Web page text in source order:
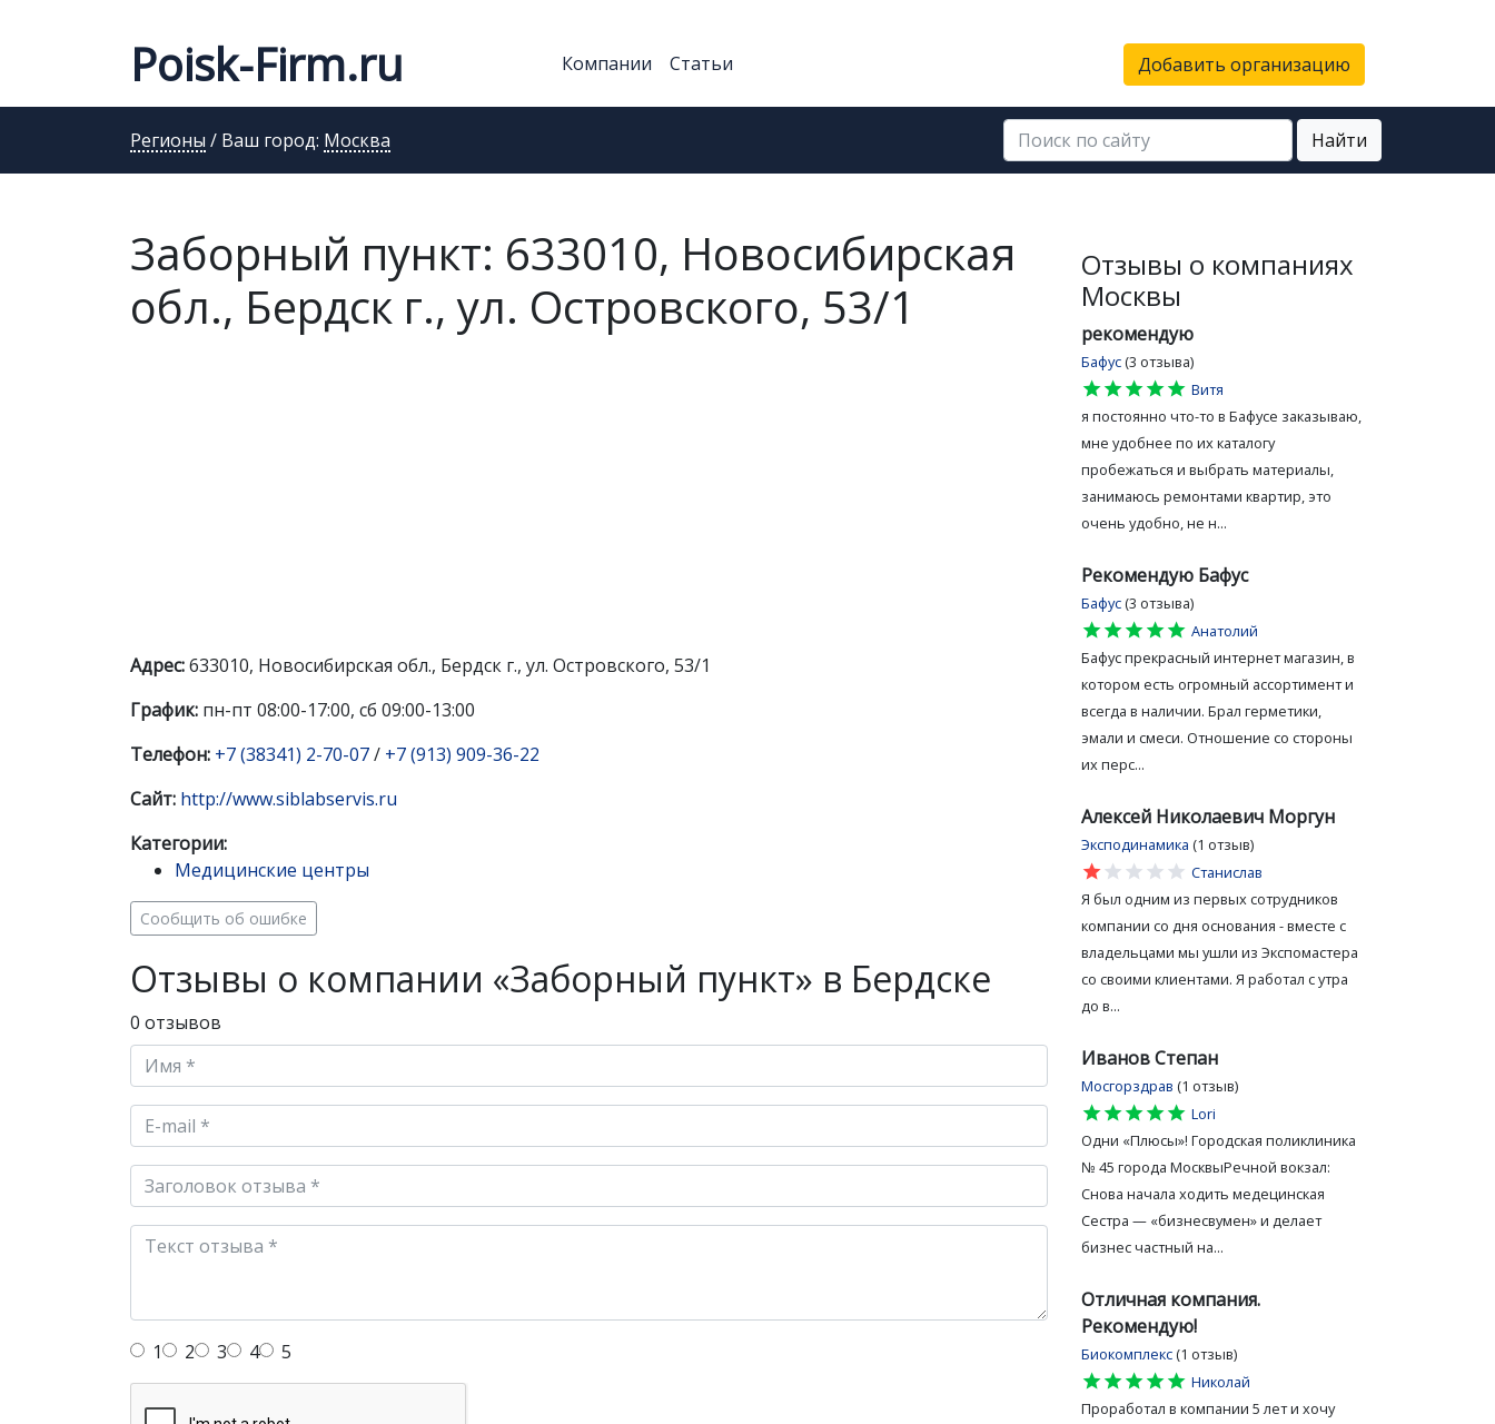
Poisk-Firm.ru Компании Статьи Добавить организацию
Регионы / Ваш город: Москва Найти
Заборный пункт: 633010, Новосибирская
обл., Бердск г., ул. Островского, 53/1
Адрес:633010, Новосибирская обл., Бердск г., ул. Островского, 53/1
График: пн-пт 08:00-17:00, сб 09:00-13:00
Телефон: +7 (38341) 2-70-07/ +7 (913) 909-36-22
Сайт: http://www.siblabservis.ru
Категории:
Медицинские центры
Сообщить об ошибке
Отзывы о компании «Заборный пункт» в Бердске
0 отзывов
1 2 3 4 5
Отзывы о компаниях
Москвы
рекомендую
Бафус (3 отзыва)
star
star
star
star
star
Витя
я постоянно что-то в Бафусе заказываю,
мне удобнее по их каталогу
пробежаться и выбрать материалы,
занимаюсь ремонтами квартир, это
очень удобно, не н...
Рекомендую Бафус
Бафус (3 отзыва)
star
star
star
star
star
Анатолий
Бафус прекрасный интернет магазин, в
котором есть огромный ассортимент и
всегда в наличии. Брал герметики,
эмали и смеси. Отношение со стороны
их перс...
Алексей Николаевич Моргун
Эксподинамика (1 отзыв)
star
star
star
star
star
Станислав
Я был одним из первых сотрудников
компании со дня основания - вместе с
владельцами мы ушли из Экспомастера
со своими клиентами. Я работал с утра
до в...
Иванов Степан
Мосгорздрав (1 отзыв)
star
star
star
star
star
Lori
Одни «Плюсы»! Городская поликлиника
№ 45 города МосквыРечной вокзал:
Снова начала ходить медецинская
Сестра — «бизнесвумен» и делает
бизнес частный на...
Отличная компания.
Рекомендую!
Биокомплекс (1 отзыв)
star
star
star
star
star
Николай
Проработал в компании 5 лет и хочу